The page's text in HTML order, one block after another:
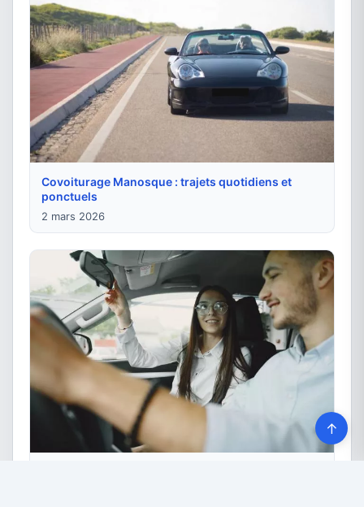
Covoiturage Manosque : trajets quotidiens et
ponctuels
2 mars 2026
↑